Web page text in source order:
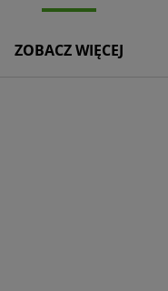
ZOBACZ WIĘCEJ